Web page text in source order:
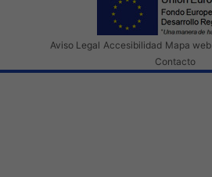
Aviso Legal Accesibilidad Mapa web
Contacto